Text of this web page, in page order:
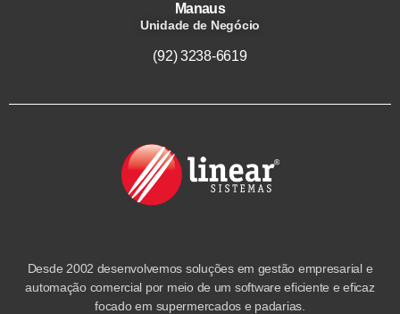
Manaus
Unidade de Negócio
(92) 3238-6619
Desde 2002 desenvolvemos soluções em gestão empresarial e
automação comercial por meio de um software eficiente e eficaz
focado em supermercados e padarias.